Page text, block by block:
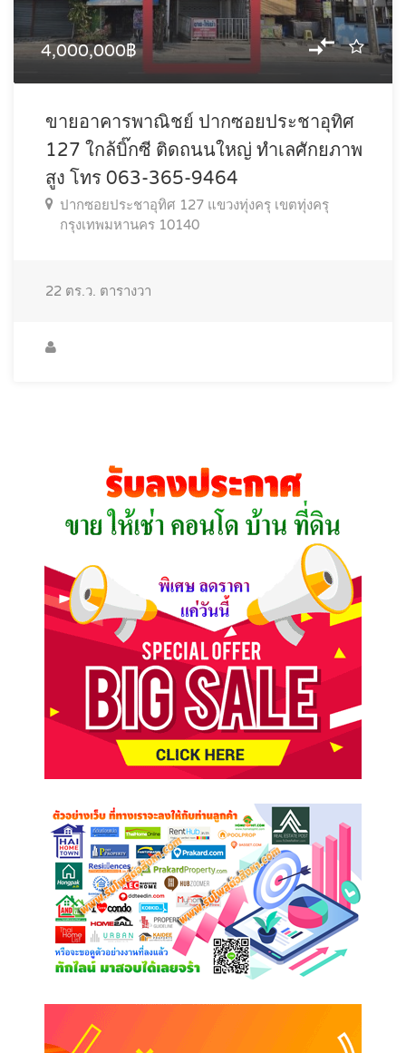
4,000,000฿
ขายอาคารพาณิชย์ ปากซอยประชาอุทิศ
127 ใกล้บิ๊กซี ติดถนนใหญ่ ทำเลศักยภาพ
สูง โทร 063-365-9464
ปากซอยประชาอุทิศ 127 แขวงทุ่งครุ เขตทุ่งครุ
กรุงเทพมหานคร 10140
22 ตร.ว. ตารางวา